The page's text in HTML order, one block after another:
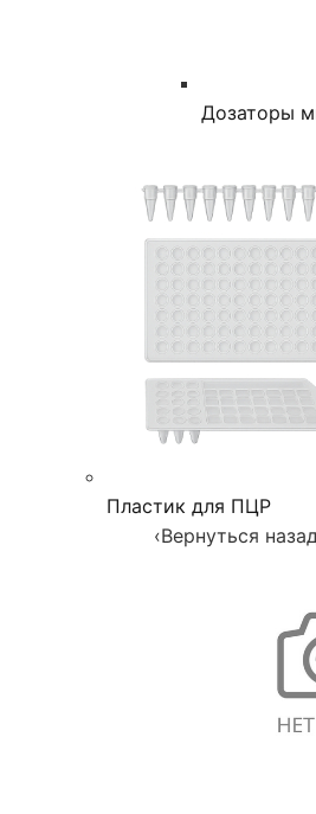
Дозаторы
Пластик для ПЦР
‹Вернуться назад